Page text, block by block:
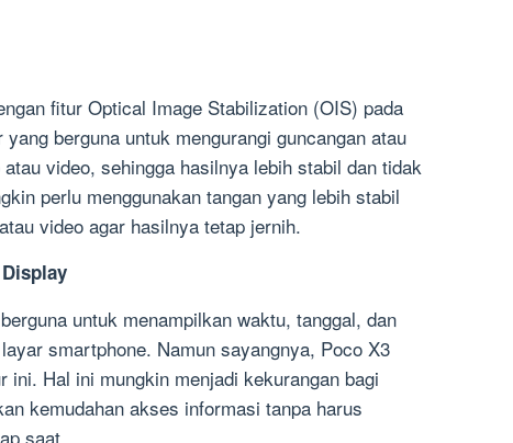
fitur Optical Image Stabilization (OIS) pada
berguna untuk mengurangi guncangan atau
video, sehingga hasilnya lebih stabil dan tidak
perlu menggunakan tangan yang lebih stabil
video agar hasilnya tetap jernih.
untuk menampilkan waktu, tanggal, dan
smartphone. Namun sayangnya, Poco X3
ini. Hal ini mungkin menjadi kekurangan bagi
kemudahan akses informasi tanpa harus
saat.